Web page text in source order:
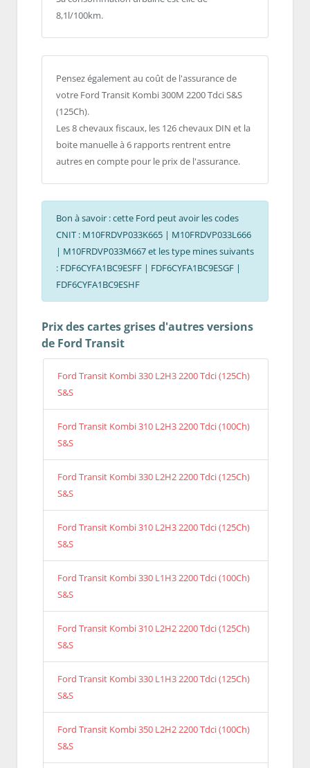
8,1l/100km.
Pensez également au coût de l'assurance de
votre Ford Transit Kombi 300M 2200 Tdci S&S
(125Ch).
Les 8 chevaux fiscaux, les 126 chevaux DIN et la
boite manuelle à 6 rapports rentrent entre
autres en compte pour le prix de l'assurance.
Bon à savoir : cette Ford peut avoir les codes
CNIT : M10FRDVP033K665 | M10FRDVP033L666
| M10FRDVP033M667 et les type mines suivants
: FDF6CYFA1BC9ESFF | FDF6CYFA1BC9ESGF |
FDF6CYFA1BC9ESHF
Prix des cartes grises d'autres versions
de Ford Transit
Ford Transit Kombi 330 L2H3 2200 Tdci (125Ch)
S&S
Ford Transit Kombi 310 L2H3 2200 Tdci (100Ch)
S&S
Ford Transit Kombi 330 L2H2 2200 Tdci (125Ch)
S&S
Ford Transit Kombi 310 L2H3 2200 Tdci (125Ch)
S&S
Ford Transit Kombi 330 L1H3 2200 Tdci (100Ch)
S&S
Ford Transit Kombi 310 L2H2 2200 Tdci (125Ch)
S&S
Ford Transit Kombi 330 L1H3 2200 Tdci (125Ch)
S&S
Ford Transit Kombi 350 L2H2 2200 Tdci (100Ch)
S&S